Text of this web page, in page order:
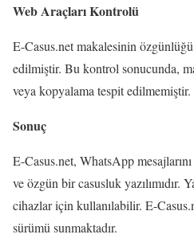
Web Araçları Kontrolü
E-Casus.net makalesinin
edilmiştir. Bu kontrol sonucunda,
veya kopyalama tespit edilmemiştir.
Sonuç
E-Casus.net, WhatsApp
ve özgün bir casusluk yazılımıdır.
cihazlar için kullanılabilir. E-
sürümü sunmaktadır.